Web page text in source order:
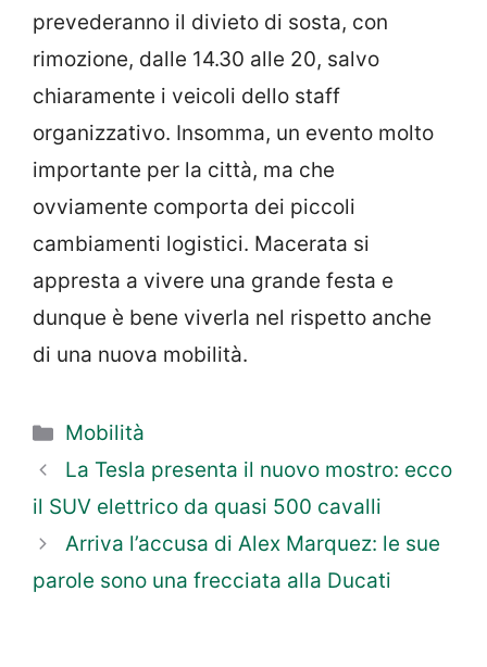
prevederanno il divieto di sosta, con
rimozione, dalle 14.30 alle 20, salvo
chiaramente i veicoli dello staff
organizzativo. Insomma, un evento molto
importante per la città, ma che
ovviamente comporta dei piccoli
cambiamenti logistici. Macerata si
appresta a vivere una grande festa e
dunque è bene viverla nel rispetto anche
di una nuova mobilità.
Categorie
Mobilità
La Tesla presenta il nuovo mostro: ecco
il SUV elettrico da quasi 500 cavalli
Arriva l’accusa di Alex Marquez: le sue
parole sono una frecciata alla Ducati